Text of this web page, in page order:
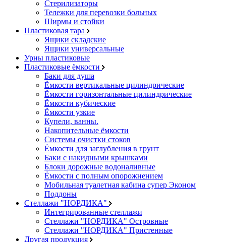
Стерилизаторы
Тележки для перевозки больных
Ширмы и стойки
Пластиковая тара
Ящики складские
Ящики универсальные
Урны пластиковые
Пластиковые ёмкости
Баки для душа
Ёмкости вертикальные цилиндрические
Ёмкости горизонтальные цилиндрические
Ёмкости кубические
Ёмкости узкие
Купели, ванны.
Накопительные ёмкости
Системы очистки стоков
Ёмкости для заглубления в грунт
Баки с накидными крышками
Блоки дорожные водоналивные
Ёмкости с полным опорожнением
Мобильная туалетная кабина супер Эконом
Поддоны
Стеллажи "НОРДИКА"
Интегрированные стеллажи
Стеллажи "НОРДИКА" Островные
Стеллажи "НОРДИКА" Пристенные
Другая продукция